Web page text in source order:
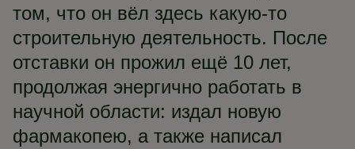
том, что он вёл здесь какую-то
строительную деятельность. После
отставки он прожил ещё 10 лет,
продолжая энергично работать в
научной области: издал новую
фармакопею, а также написал